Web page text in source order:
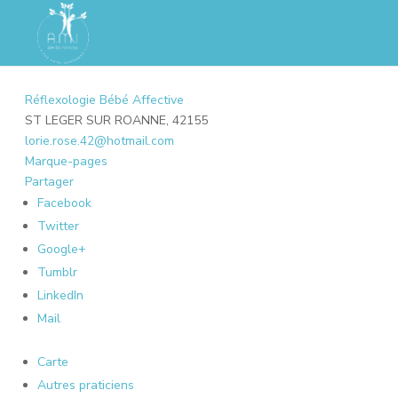
Réflexologie Bébé Affective
ST LEGER SUR ROANNE, 42155
lorie.rose.42@hotmail.com
Marque-pages
Partager
Facebook
Twitter
Google+
Tumblr
LinkedIn
Mail
Carte
Autres praticiens